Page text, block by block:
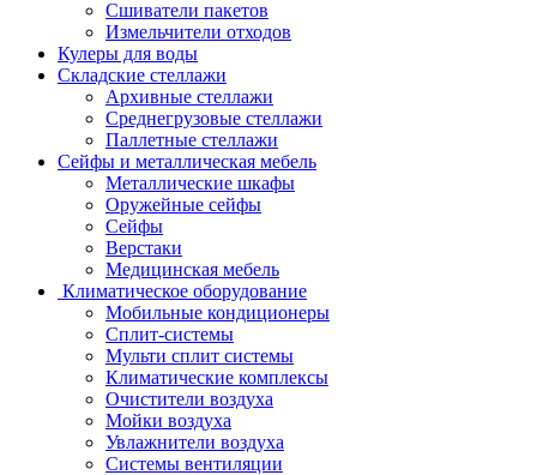
Сшиватели пакетов
Измельчители отходов
Кулеры для воды
Складские стеллажи
Архивные стеллажи
Среднегрузовые стеллажи
Паллетные стеллажи
Сейфы и металлическая мебель
Металлические шкафы
Оружейные сейфы
Сейфы
Верстаки
Медицинская мебель
Климатическое оборудование
Мобильные кондиционеры
Сплит-системы
Мульти сплит системы
Климатические комплексы
Очистители воздуха
Мойки воздуха
Увлажнители воздуха
Системы вентиляции